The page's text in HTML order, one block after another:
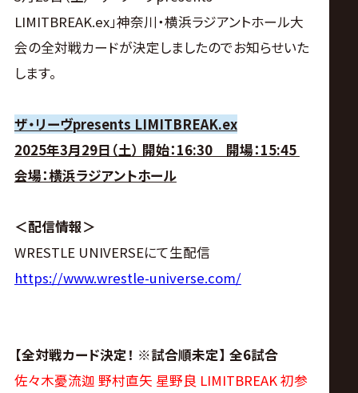
ノ
ア
公
式
サ
イ
ト
LIMITBREAK.ex」神奈川・横浜ラジアントホール大
会の全対戦カードが決定しましたのでお知らせいた
します。
ザ・リーヴpresents LIMITBREAK.ex
2025年3月29日（土） 開始：16:30 開場：15:45
会場：横浜ラジアントホール
＜配信情報＞
WRESTLE UNIVERSEにて生配信
https://www.wrestle-universe.com/
【全対戦カード決定！ ※試合順未定】 全6試合
佐々木憂流迦 野村直矢 星野良 LIMITBREAK 初参